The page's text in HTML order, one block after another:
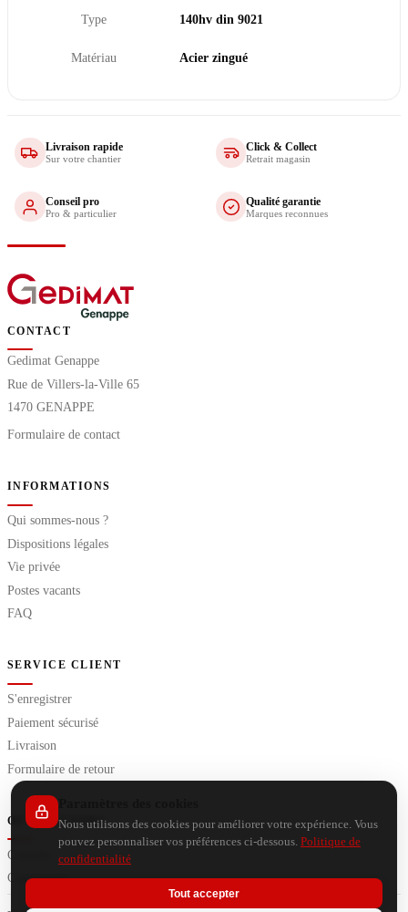
Type 140hv din 9021
Matériau Acier zingué
Livraison rapide
Sur votre chantier
Click & Collect
Retrait magasin
Conseil pro
Pro & particulier
Qualité garantie
Marques reconnues
CONTACT
Gedimat Genappe
Rue de Villers-la-Ville 65
1470 GENAPPE
Formulaire de contact
INFORMATIONS
Qui sommes-nous ?
Dispositions légales
Vie privée
Postes vacants
FAQ
SERVICE CLIENT
S'enregistrer
Paiement sécurisé
Livraison
Formulaire de retour
OUTILS EXTRA
Conseils
Calculateurs
Nous utilisons des cookies pour améliorer votre expérience. Vous
pouvez personnaliser vos préférences ci-dessous. Politique de
confidentialité
Tout accepter